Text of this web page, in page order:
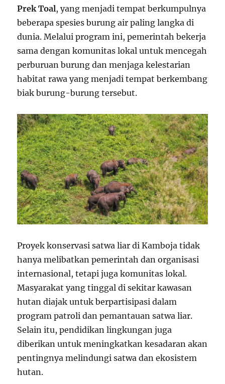
Prek Toal, yang menjadi tempat berkumpulnya
beberapa spesies burung air paling langka di
dunia. Melalui program ini, pemerintah bekerja
sama dengan komunitas lokal untuk mencegah
perburuan burung dan menjaga kelestarian
habitat rawa yang menjadi tempat berkembang
biak burung-burung tersebut.
Proyek konservasi satwa liar di Kamboja tidak
hanya melibatkan pemerintah dan organisasi
internasional, tetapi juga komunitas lokal.
Masyarakat yang tinggal di sekitar kawasan
hutan diajak untuk berpartisipasi dalam
program patroli dan pemantauan satwa liar.
Selain itu, pendidikan lingkungan juga
diberikan untuk meningkatkan kesadaran akan
pentingnya melindungi satwa dan ekosistem
hutan.